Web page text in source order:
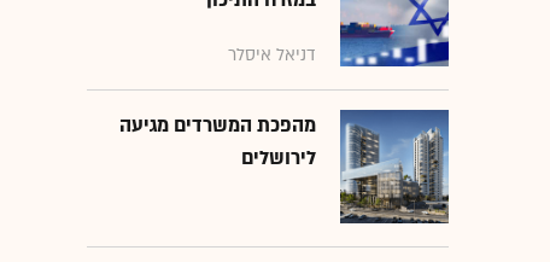
דניאל איסלר
מהפכת המשרדים מגיעה
לירושלים